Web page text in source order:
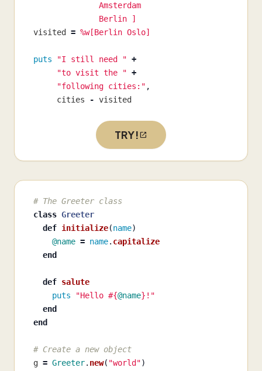
              Amsterdam
              Berlin ]
visited
= %w[Berlin Oslo]
puts "I still need " +
"to visit the " +
"following cities:" ,
cities
- visited
TRY!
# The Greeter class
class Greeter
def initialize(name)
@name = name. capitalize
end
def salute
puts
"Hello #{@name} !"
end
end
# Create a new object
g = Greeter. new( "world")